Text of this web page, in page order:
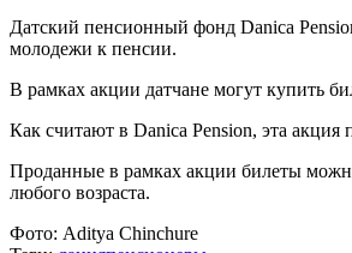
Датский пенсионный фонд Danica
молодежи к пенсии.
В рамках акции датчане могут купить
Как считают в Danica Pension, эта
Проданные в рамках акции билеты
любого возраста.
Фото: Aditya Chinchure